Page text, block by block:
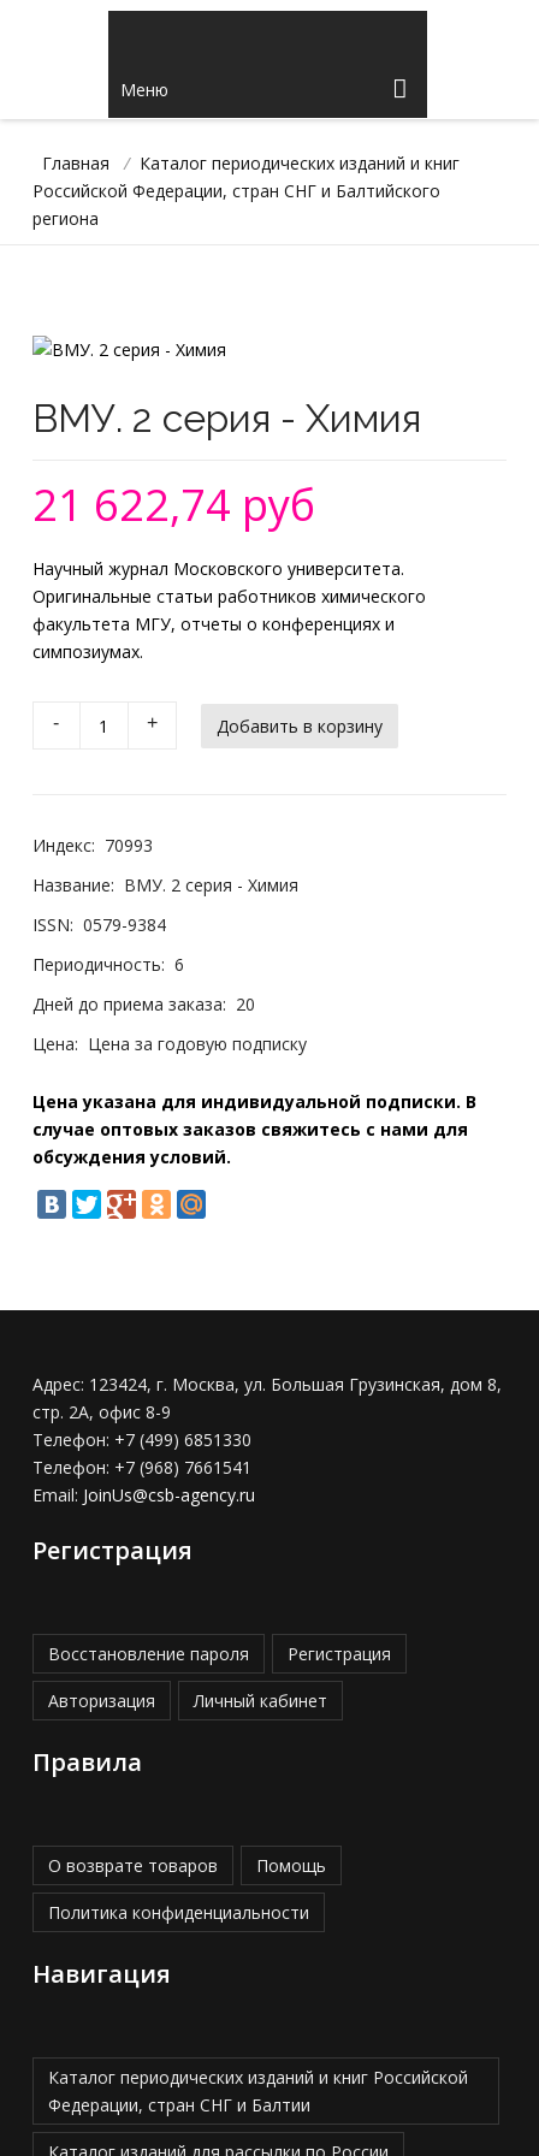
Меню
Главная / Каталог периодических изданий и книг
Российской Федерации, стран СНГ и Балтийского
региона
ВМУ. 2 серия - Химия
21 622,74 руб
Научный журнал Московского университета.
Оригинальные статьи работников химического
факультета МГУ, отчеты о конференциях и
симпозиумах.
- +
Индекс: 70993
Название: ВМУ. 2 серия - Химия
ISSN: 0579-9384
Периодичность: 6
Дней до приема заказа: 20
Цена: Цена за годовую подписку
Цена указана для индивидуальной подписки. В
случае оптовых заказов свяжитесь с нами для
обсуждения условий.
Адрес: 123424, г. Москва, ул. Большая Грузинская, дом 8,
стр. 2А, офис 8-9
Телефон: +7 (499) 6851330
Телефон: +7 (968) 7661541
Email: JoinUs@csb-agency.ru
Регистрация
Восстановление пароля Регистрация
Авторизация Личный кабинет
Правила
О возврате товаров Помощь
Политика конфиденциальности
Навигация
Каталог периодических изданий и книг Российской
Федерации, стран СНГ и Балтии